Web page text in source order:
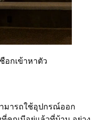
อกเข้าหาตัว
มารถใช้อุปกรณ์ออก